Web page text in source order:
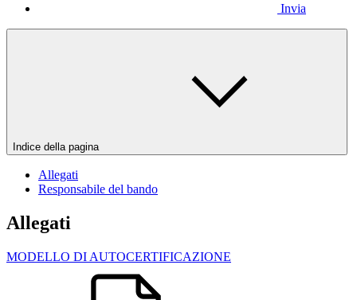
Invia
Indice della pagina
Allegati
Responsabile del bando
Allegati
MODELLO DI AUTOCERTIFICAZIONE